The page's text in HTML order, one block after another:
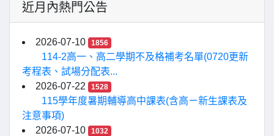
近月內熱門公告
2026-07-10 1856
114-2高一、高二學期不及格補考名單(0720更新
考程表、試場分配表...
2026-07-22
1528
115學年度暑期輔導高中課表(含高ㄧ新生課表及
注意事項)
2026-07-10
1032